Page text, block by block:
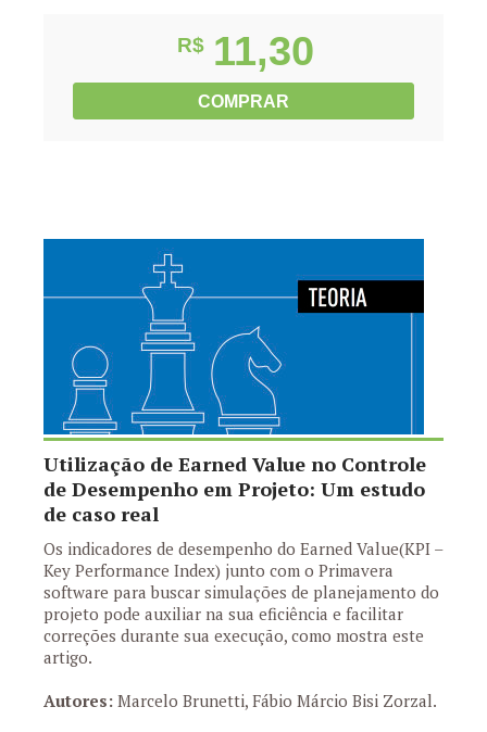
R$ 11,30
COMPRAR
Utilização de Earned Value no Controle
de Desempenho em Projeto: Um estudo
de caso real
Os indicadores de desempenho do Earned Value(KPI –
Key Performance Index) junto com o Primavera
software para buscar simulações de planejamento do
projeto pode auxiliar na sua eficiência e facilitar
correções durante sua execução, como mostra este
artigo.
Autores: Marcelo Brunetti, Fábio Márcio Bisi Zorzal.